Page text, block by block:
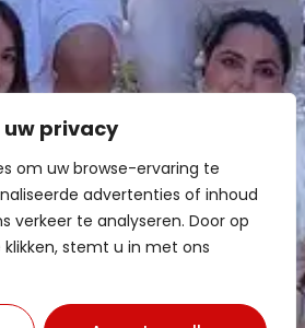
privacy
om uw browse-ervaring te
advertenties of inhoud
verkeer te analyseren. Door op
klikken, stemt u in met ons
ons een vraag